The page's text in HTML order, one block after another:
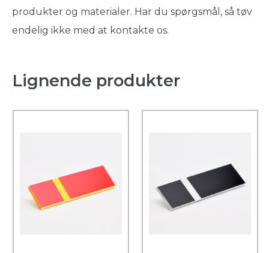
produkter og materialer. Har du spørgsmål, så tøv
endelig ikke med at kontakte os.
Lignende produkter